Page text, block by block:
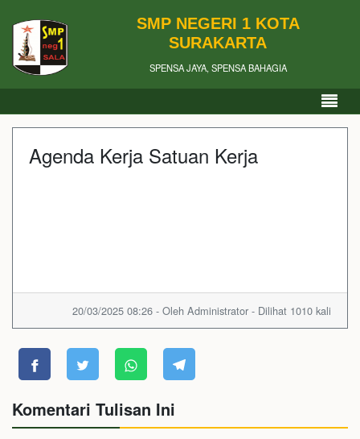
SMP NEGERI 1 KOTA
SURAKARTA
SPENSA JAYA, SPENSA BAHAGIA
Agenda Kerja Satuan Kerja
20/03/2025 08:26 - Oleh Administrator - Dilihat 1010 kali
Komentari Tulisan Ini